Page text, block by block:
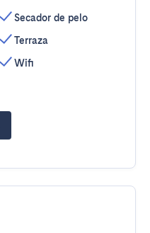
Secador de pelo
Terraza
Wifi